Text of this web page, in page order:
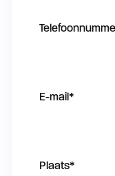
E-mail*
Plaats*